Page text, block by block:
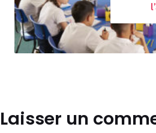
Laisser un